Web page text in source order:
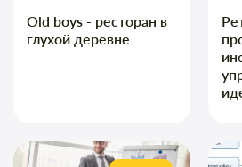
Old boys - ресторан в
глухой деревне